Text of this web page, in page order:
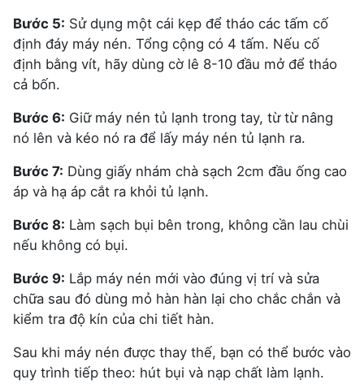
Bước 5: Sử dụng một cái kẹp để tháo các tấm cố
định đáy máy nén. Tổng cộng có 4 tấm. Nếu cố
định bằng vít, hãy dùng cờ lê 8-10 đầu mở để tháo
cả bốn.
Bước 6: Giữ máy nén tủ lạnh trong tay, từ từ nâng
nó lên và kéo nó ra để lấy máy nén tủ lạnh ra.
Bước 7: Dùng giấy nhám chà sạch 2cm đầu ống cao
áp và hạ áp cắt ra khỏi tủ lạnh.
Bước 8: Làm sạch bụi bên trong, không cần lau chùi
nếu không có bụi.
Bước 9: Lắp máy nén mới vào đúng vị trí và sửa
chữa sau đó dùng mỏ hàn hàn lại cho chắc chắn và
kiểm tra độ kín của chi tiết hàn.
Sau khi máy nén được thay thế, bạn có thể bước vào
quy trình tiếp theo: hút bụi và nạp chất làm lạnh.